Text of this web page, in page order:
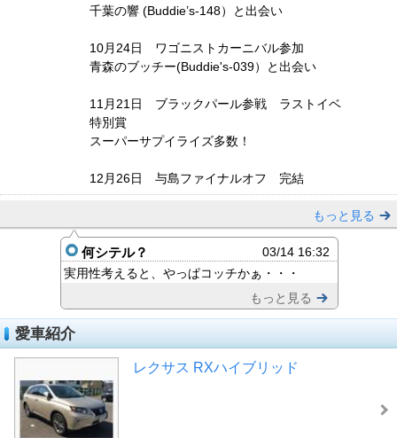
千葉の響 (Buddie’s-148）と出会い
10月24日 ワゴニストカーニバル参加
青森のブッチー(Buddie's-039）と出会い
11月21日 ブラックパール参戦 ラストイベ
特別賞
スーパーサプイライズ多数！
12月26日 与島ファイナルオフ 完結
もっと見る
何シテル？
03/14 16:32
実用性考えると、やっぱコッチかぁ・・・
もっと見る
愛車紹介
レクサス RXハイブリッド